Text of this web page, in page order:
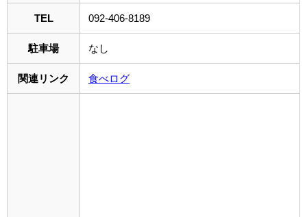
TEL 092-406-8189
駐車場 なし
関連リンク 食べログ